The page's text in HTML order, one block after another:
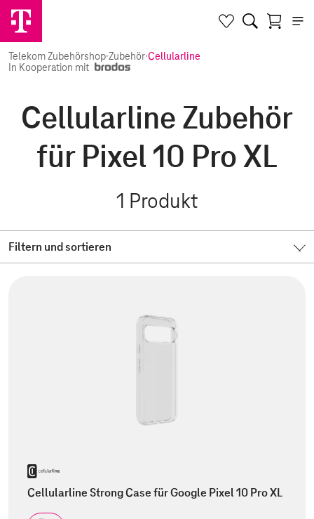
Telekom Zubehörshop·Zubehör·Cellularline
In Kooperation mit
Cellularline Zubehör
für Pixel 10 Pro XL
1 Produkt
Filtern und sortieren
Cellularline Strong Case für Google Pixel 10 Pro XL